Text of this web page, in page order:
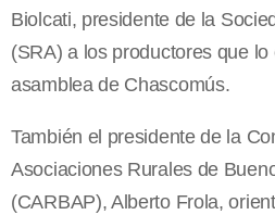
Biolcati, presidente de la
(SRA) a los productores que
asamblea de Chascomús.
También el presidente de la
Asociaciones Rurales de
(CARBAP), Alberto Frola,